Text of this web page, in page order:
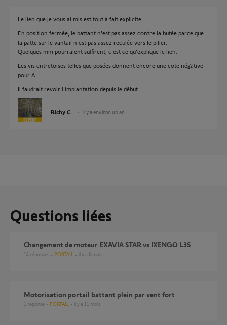
Le lien que je vous ai mis est tout à fait explicite.
En position fermée, le battant n'est pas assez contre la butée parce que
la patte sur le vantail n'est pas assez reculée vers le pilier.
Quelques mm pourraient suffirent, c'est ce qu'explique le lien.
Les vis entretoises telles que posées donnent encore une cote négative
pour A.
Il faudrait revoir l'implantation depuis le début.
Richy C. il y a environ un an
Questions liées
changement de moteur EXAVIA STAR vs IXENGO L3S
14 réponses PORTAIL il y a 6 mois
Motorisation portail battant plein par vent fort
1 réponse PORTAIL il y a 11 mois